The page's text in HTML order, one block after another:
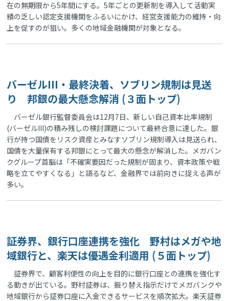
在の無期限から5年間にする。5年ごとの更新制を導入して活動実
績の乏しい認定支援機関をふるいにかけ、経営支援能力の維持・向
上を促すのが狙い。多くの地域金融機関が対象となる。
バーゼルIII・最終決着、ソブリン規制は見送
り 邦銀の最大懸念解消 (３面トップ)
バーゼル銀行監督委員会は12月7日、新しい自己資本比率規制
(バーゼルIII)の積み残しの検討課題について最終合意に達した。銀
行が持つ国債をリスク資産とみなすソブリン規制導入は見送られ、
国債を大量保有する邦銀にとって最大の懸念が解消した。メガバン
クグループ首脳は「不確実要因だった規制が固まり、資本政策や戦
略を立てやすくなる」と語るなど、金融界では前向きに捉える声が
多い。
証券界、銀行口座連携を強化 野村はメガや地
域銀行と、楽天は優遇金利適用 (５面トップ)
証券界で、顧客利便性の向上を目的に銀行口座との連携を強化す
る動きが出ている。野村証券は、振り替え指示だけでメガバンクや
地域銀行から証券口座に入金できるサービスを順次拡大。楽天証券